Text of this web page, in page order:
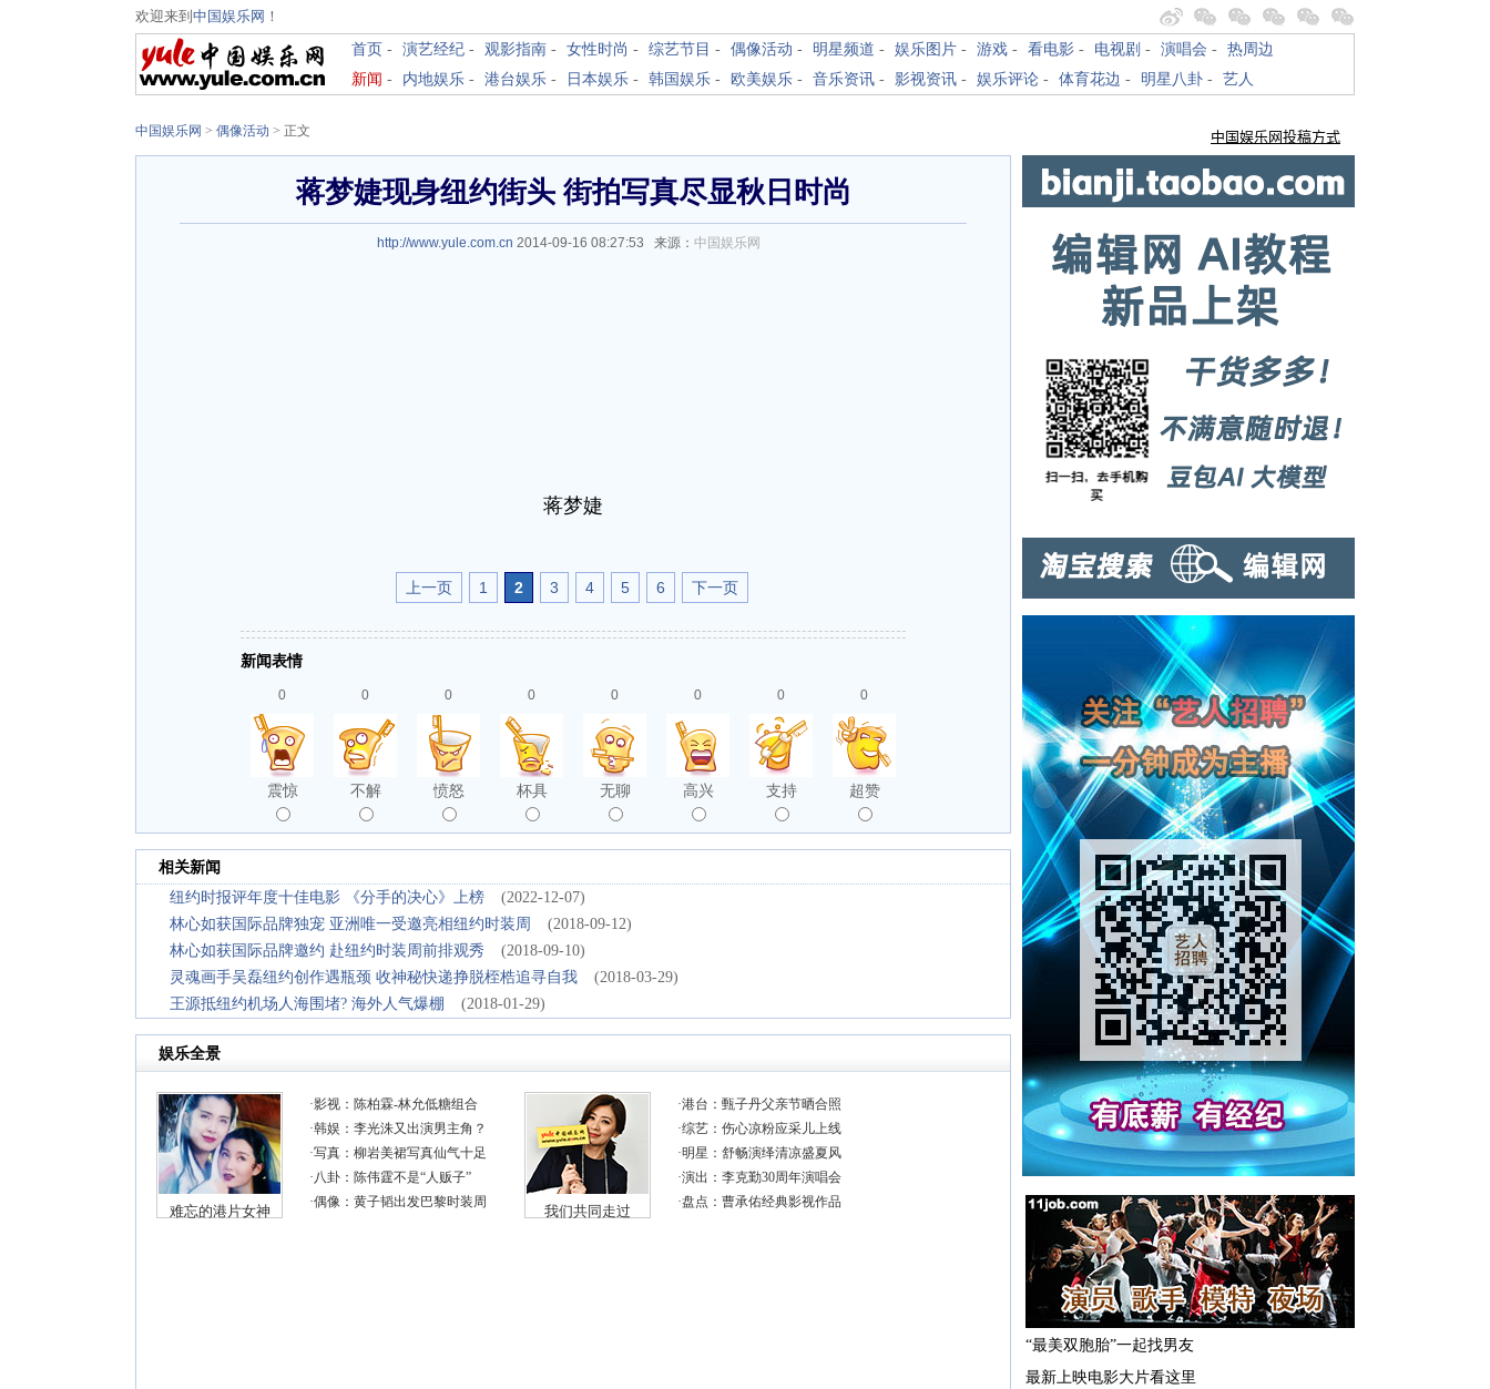
欢迎来到 中国娱乐网 ！
首页 - 演艺经纪 - 观影指南 - 女性时尚 - 综艺节目 - 偶像活动 - 明星频道 - 娱乐图片 - 游戏 - 看电影 - 电视剧 - 演唱会 - 热周边
新闻 - 内地娱乐 - 港台娱乐 - 日本娱乐 - 韩国娱乐 - 欧美娱乐 - 音乐资讯 - 影视资讯 - 娱乐评论 - 体育花边 - 明星八卦 - 艺人
中国娱乐网 > 偶像活动 > 正文
蒋梦婕现身纽约街头 街拍写真尽显秋日时尚
http://www.yule.com.cn 2014-09-16 08:27:53 来源： 中国娱乐网
蒋梦婕
上一页 1 2 3 4 5 6 下一页
新闻表情
0
震惊
0
不解
0
愤怒
0
杯具
0
无聊
0
高兴
0
支持
0
超赞
相关新闻
纽约时报评年度十佳电影 《分手的决心》上榜
(2022-12-07)
林心如获国际品牌独宠 亚洲唯一受邀亮相纽约时装周
(2018-09-12)
林心如获国际品牌邀约 赴纽约时装周前排观秀
(2018-09-10)
灵魂画手吴磊纽约创作遇瓶颈 收神秘快递挣脱桎梏追寻自我
(2018-03-29)
王源抵纽约机场人海围堵? 海外人气爆棚
(2018-01-29)